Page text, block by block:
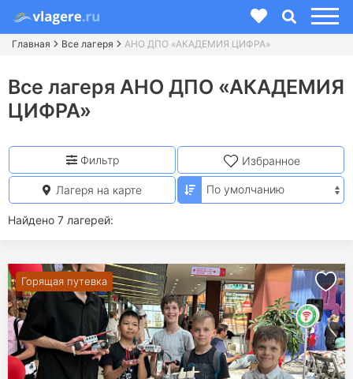
Главная Все лагеря АНО ДПО «АКАДЕМИЯ ЦИФРА»
Все лагеря АНО ДПО «АКАДЕМИЯ
ЦИФРА»
Найдено 7 лагерей:
Фильтр Избранное
Лагеря на карте
Горящая путевка